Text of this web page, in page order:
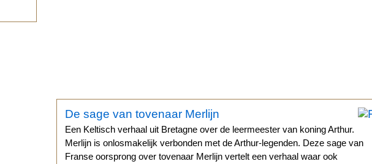
De sage van tovenaar Merlijn
Een Keltisch verhaal uit Bretagne over de leermeester van koning Arthur.
Merlijn is onlosmakelijk verbonden met de Arthur-legenden. Deze sage van
Franse oorsprong over tovenaar Merlijn vertelt een verhaal waar ook